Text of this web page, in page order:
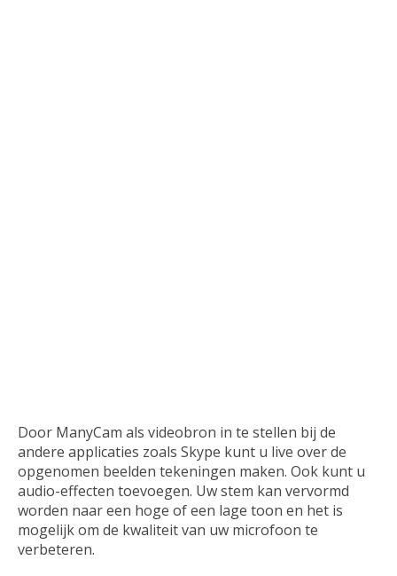
Door ManyCam als videobron in te stellen bij de
andere applicaties zoals Skype kunt u live over de
opgenomen beelden tekeningen maken. Ook kunt u
audio-effecten toevoegen. Uw stem kan vervormd
worden naar een hoge of een lage toon en het is
mogelijk om de kwaliteit van uw microfoon te
verbeteren.